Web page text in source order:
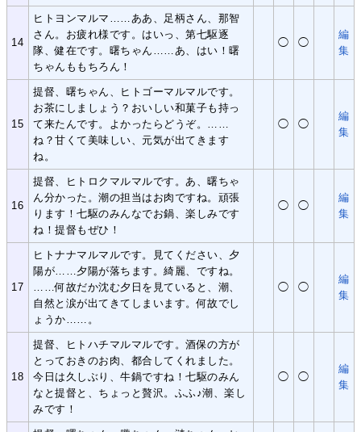
14
ヒトヨンマルマ……ああ、足柄さん、那智
さん。お疲れ様です。はいっ、第七駆逐
隊、健在です。曙ちゃん……あ、はい！曙
ちゃんももちろん！
◯ ◯
編
集
15
提督、曙ちゃん、ヒトゴーマルマルです。
お茶にしましょう？おいしい和菓子も持っ
て来たんです。よかったらどうぞ。……
ね？甘くて美味しい、元気が出てきます
ね。
◯ ◯
編
集
16
提督、ヒトロクマルマルです。あ、曙ちゃ
ん分かった。潮の担当はお肉ですね。頑張
ります！七駆のみんなでお鍋、楽しみです
ね！提督もぜひ！
◯ ◯
編
集
17
ヒトナナマルマルです。見てください、夕
陽が……夕陽が落ちます。綺麗、ですね。
……何故だか沈む夕日を見ていると、潮、
自然と涙が出てきてしまいます。何故でし
ょうか……。
◯ ◯
編
集
18
提督、ヒトハチマルマルです。酒保の方が
とっておきのお肉、都合してくれました。
今日は久しぶり、牛鍋ですね！七駆のみん
なと提督と、ちょっと贅沢。ふふ♪潮、楽し
みです！
◯ ◯
編
集